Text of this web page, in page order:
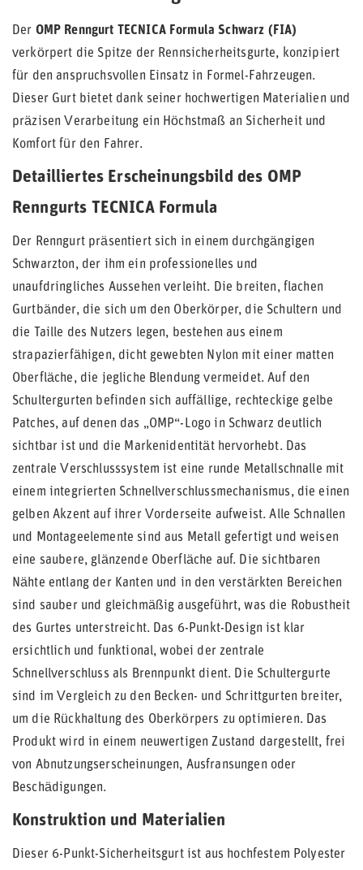
Der OMP Renngurt TECNICA Formula Schwarz (FIA)
verkörpert die Spitze der Rennsicherheitsgurte, konzipiert
für den anspruchsvollen Einsatz in Formel-Fahrzeugen.
Dieser Gurt bietet dank seiner hochwertigen Materialien und
präzisen Verarbeitung ein Höchstmaß an Sicherheit und
Komfort für den Fahrer.
Detailliertes Erscheinungsbild des OMP
Renngurts TECNICA Formula
Der Renngurt präsentiert sich in einem durchgängigen
Schwarzton, der ihm ein professionelles und
unaufdringliches Aussehen verleiht. Die breiten, flachen
Gurtbänder, die sich um den Oberkörper, die Schultern und
die Taille des Nutzers legen, bestehen aus einem
strapazierfähigen, dicht gewebten Nylon mit einer matten
Oberfläche, die jegliche Blendung vermeidet. Auf den
Schultergurten befinden sich auffällige, rechteckige gelbe
Patches, auf denen das „OMP“-Logo in Schwarz deutlich
sichtbar ist und die Markenidentität hervorhebt. Das
zentrale Verschlusssystem ist eine runde Metallschnalle mit
einem integrierten Schnellverschlussmechanismus, die einen
gelben Akzent auf ihrer Vorderseite aufweist. Alle Schnallen
und Montageelemente sind aus Metall gefertigt und weisen
eine saubere, glänzende Oberfläche auf. Die sichtbaren
Nähte entlang der Kanten und in den verstärkten Bereichen
sind sauber und gleichmäßig ausgeführt, was die Robustheit
des Gurtes unterstreicht. Das 6-Punkt-Design ist klar
ersichtlich und funktional, wobei der zentrale
Schnellverschluss als Brennpunkt dient. Die Schultergurte
sind im Vergleich zu den Becken- und Schrittgurten breiter,
um die Rückhaltung des Oberkörpers zu optimieren. Das
Produkt wird in einem neuwertigen Zustand dargestellt, frei
von Abnutzungserscheinungen, Ausfransungen oder
Beschädigungen.
Konstruktion und Materialien
Dieser 6-Punkt-Sicherheitsgurt ist aus hochfestem Polyester